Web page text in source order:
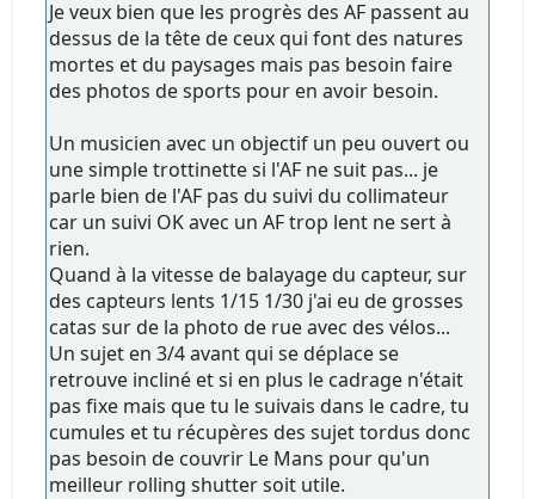
Je veux bien que les progrès des AF passent au
dessus de la tête de ceux qui font des natures
mortes et du paysages mais pas besoin faire
des photos de sports pour en avoir besoin.
Un musicien avec un objectif un peu ouvert ou
une simple trottinette si l'AF ne suit pas... je
parle bien de l'AF pas du suivi du collimateur
car un suivi OK avec un AF trop lent ne sert à
rien.
Quand à la vitesse de balayage du capteur, sur
des capteurs lents 1/15 1/30 j'ai eu de grosses
catas sur de la photo de rue avec des vélos...
Un sujet en 3/4 avant qui se déplace se
retrouve incliné et si en plus le cadrage n'était
pas fixe mais que tu le suivais dans le cadre, tu
cumules et tu récupères des sujet tordus donc
pas besoin de couvrir Le Mans pour qu'un
meilleur rolling shutter soit utile.